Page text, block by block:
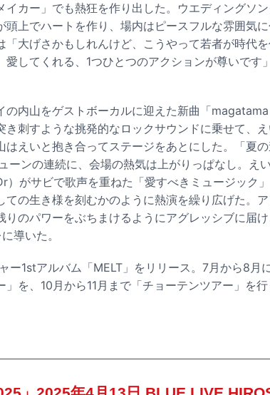
イカー」でも熱狂を作り出した。ウエディングソ
頭上でハートを作り、場内はピースフルな雰囲気
「大げさかもしれんけど、こうやって若者が時代
愛してくれる、1つひとつのアクションが尊いです
の内山をゲストボーカルに迎えた新曲「
き刺すような挑発的なロックサウンドに乗せて、
はえいと抱き合ってステージをあとにした。「夏
ーンの連続に、会場の熱気は上がりっぱなし。え
）がサビで歌声を重ねた「愛すべきミュージック
ての生き様を刻むかのように熱演を繰り広げた。
りのパワーをぶちまけるようにアグレッシブに届
導いた。
ー1stアルバム「MELT」をリリース。7月から8月
を、10月から11月まで「チョーテンツアー」を行